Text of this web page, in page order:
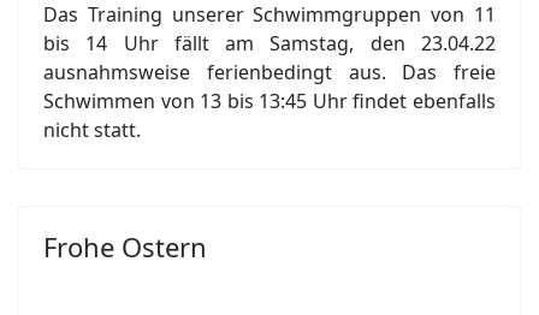
Das Training unserer Schwimmgruppen von 11
bis 14 Uhr fällt am Samstag, den 23.04.22
ausnahmsweise ferienbedingt aus. Das freie
Schwimmen von 13 bis 13:45 Uhr findet ebenfalls
nicht statt.
Frohe Ostern